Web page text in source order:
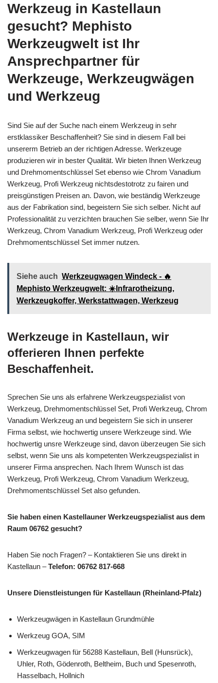
Werkzeug in Kastellaun
gesucht? Mephisto
Werkzeugwelt ist Ihr
Ansprechpartner für
Werkzeuge, Werkzeugwägen
und Werkzeug
Sind Sie auf der Suche nach einem Werkzeug in sehr
erstklassiker Beschaffenheit? Sie sind in diesem Fall bei
unsererm Betrieb an der richtigen Adresse. Werkzeuge
produzieren wir in bester Qualität. Wir bieten Ihnen Werkzeug
und Drehmomentschlüssel Set ebenso wie Chrom Vanadium
Werkzeug, Profi Werkzeug nichtsdestotrotz zu fairen und
preisgünstigen Preisen an. Davon, wie beständig Werkzeuge
aus der Fabrikation sind, begeistern Sie sich selber. Nicht auf
Professionalität zu verzichten brauchen Sie selber, wenn Sie Ihr
Werkzeug, Chrom Vanadium Werkzeug, Profi Werkzeug oder
Drehmomentschlüssel Set immer nutzen.
Siehe auch Werkzeugwagen Windeck - 🔥
Mephisto Werkzeugwelt: ☀️Infrarotheizung,
Werkzeugkoffer, Werkstattwagen, Werkzeug
Werkzeuge in Kastellaun, wir
offerieren Ihnen perfekte
Beschaffenheit.
Sprechen Sie uns als erfahrene Werkzeugspezialist von
Werkzeug, Drehmomentschlüssel Set, Profi Werkzeug, Chrom
Vanadium Werkzeug an und begeistern Sie sich in unserer
Firma selbst, wie hochwertig unsere Werkzeuge sind. Wie
hochwertig unsre Werkzeuge sind, davon überzeugen Sie sich
selbst, wenn Sie uns als kompetenten Werkzeugspezialist in
unserer Firma ansprechen. Nach Ihrem Wunsch ist das
Werkzeug, Profi Werkzeug, Chrom Vanadium Werkzeug,
Drehmomentschlüssel Set also gefunden.
Sie haben einen Kastellauner Werkzeugspezialist aus dem
Raum 06762 gesucht?
Haben Sie noch Fragen? – Kontaktieren Sie uns direkt in
Kastellaun –Telefon: 06762 817-668
Unsere Dienstleistungen für Kastellaun (Rheinland-Pfalz)
Werkzeugwägen in Kastellaun Grundmühle
Werkzeug GOA, SIM
Werkzeugwagen für 56288 Kastellaun, Bell (Hunsrück),
Uhler, Roth, Gödenroth, Beltheim, Buch und Spesenroth,
Hasselbach, Hollnich